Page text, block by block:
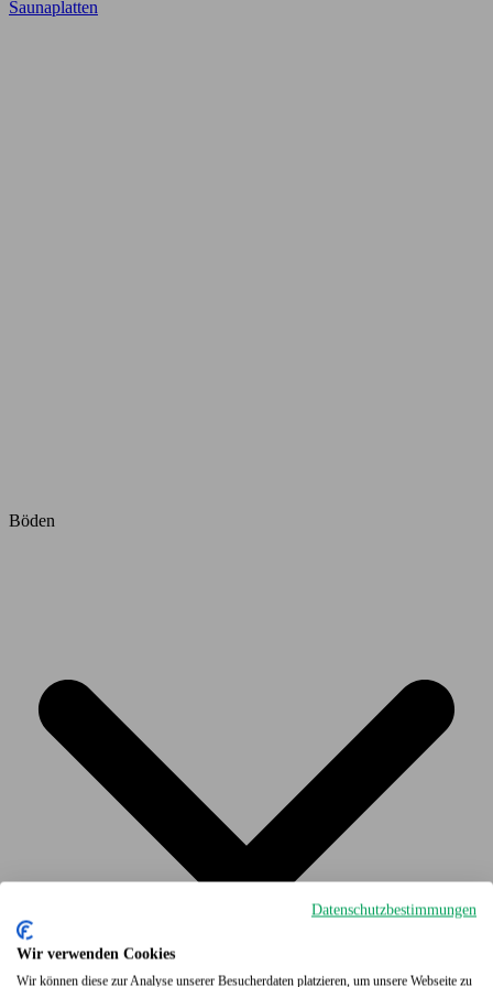
Saunaplatten
Böden
Datenschutzbestimmungen
Wir verwenden Cookies
Wir können diese zur Analyse unserer Besucherdaten platzieren, um unsere Webseite zu